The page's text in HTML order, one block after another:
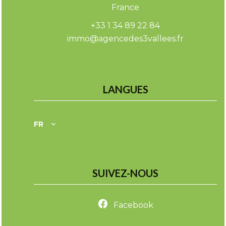
France
+33 1 34 89 22 84
immo@agencedes3vallees.fr
LANGUES
FR
SUIVEZ-NOUS
Facebook